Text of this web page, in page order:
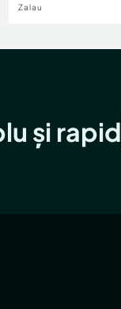
Zalau
și rapid